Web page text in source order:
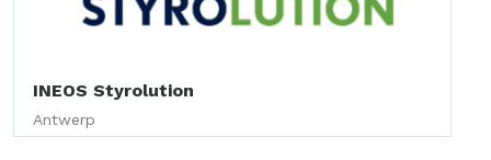
INEOS Styrolution
Antwerp